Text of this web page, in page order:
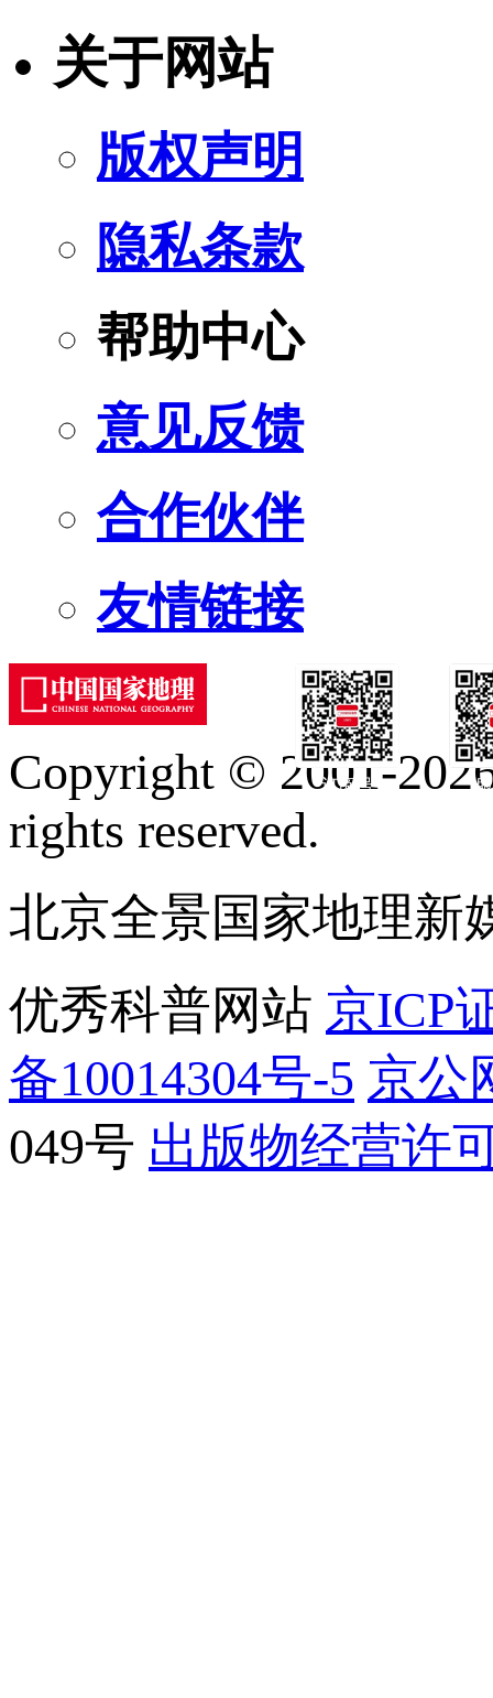
关于网站
版权声明
隐私条款
帮助中心
意见反馈
合作伙伴
友情链接
订阅号
Copyright © 2001-
rights reserved.
北京全景国家地理新
优秀科普网站 京ICP
备10014304号-5 京公
049号 出版物经营许